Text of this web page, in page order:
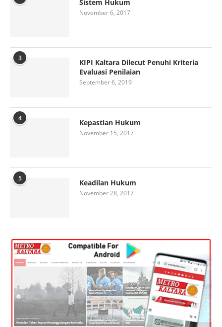
Sistem Hukum
November 6, 2017
3
KIPI Kaltara Dilecut Penuhi Kriteria
Evaluasi Penilaian
September 6, 2019
4 Kepastian Hukum
November 15, 2017
5 Keadilan Hukum
November 28, 2017